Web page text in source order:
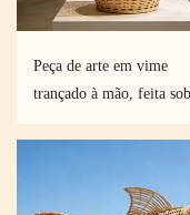
Peça de arte em vime
trançado à mão, feita sob